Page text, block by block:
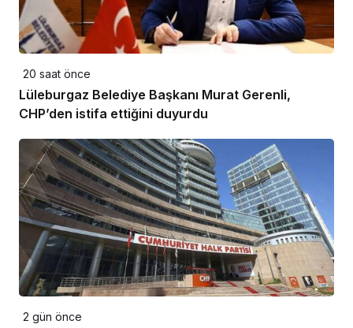
20 saat önce
Lüleburgaz Belediye Başkanı Murat Gerenli,
CHP’den istifa ettiğini duyurdu
2 gün önce